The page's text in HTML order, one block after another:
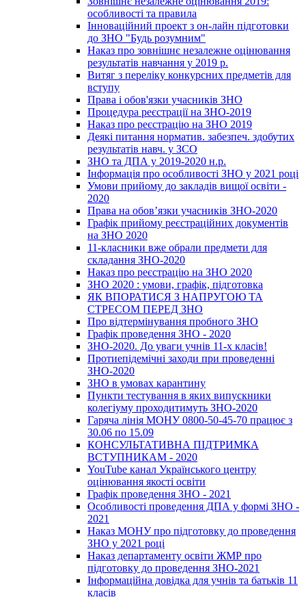
особливості та правила
Інноваційний проект з он-лайн підготовки
до ЗНО "Будь розумним"
Наказ про зовнішнє незалежне оцінювання
результатів навчання у 2019 р.
Витяг з переліку конкурсних предметів для
вступу
Права і обов'язки учасників ЗНО
Процедура реєстрації на ЗНО-2019
Наказ про реєстрацію на ЗНО 2019
Деякі питання норматив. забезпеч. здобутих
результатів навч. у ЗСО
ЗНО та ДПА у 2019-2020 н.р.
Інформація про особливості ЗНО у 2021 році
Умови прийому до закладів вищої освіти -
2020
Права на обов’язки учасників ЗНО-2020
Графік прийому реєстраційних документів
на ЗНО 2020
11-класники вже обрали предмети для
складання ЗНО-2020
Наказ про реєстрацію на ЗНО 2020
ЗНО 2020 : умови, графік, підготовка
ЯК ВПОРАТИСЯ З НАПРУГОЮ ТА
СТРЕСОМ ПЕРЕД ЗНО
Про відтермінування пробного ЗНО
Графік проведення ЗНО - 2020
ЗНО-2020. До уваги учнів 11-х класів!
Протиепідемічні заходи при проведенні
ЗНО-2020
ЗНО в умовах карантину
Пункти тестування в яких випускники
колегіуму проходитимуть ЗНО-2020
Гаряча лінія МОНУ 0800-50-45-70 працює з
30.06 по 15.09
КОНСУЛЬТАТИВНА ПІДТРИМКА
ВСТУПНИКАМ - 2020
YouTube канал Українського центру
оцінювання якості освіти
Графік проведення ЗНО - 2021
Особливості проведення ДПА у формі ЗНО -
2021
Наказ МОНУ про підготовку до проведення
ЗНО у 2021 році
Наказ департаменту освіти ЖМР про
підготовку до проведення ЗНО-2021
Інформаційна довідка для учнів та батьків 11
класів